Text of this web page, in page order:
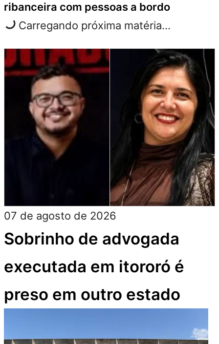
07 de agosto de 2026
Sobrinho de advogada
executada em itororó é
preso em outro estado
ribanceira com pessoas a bordo
Carregando próxima matéria...